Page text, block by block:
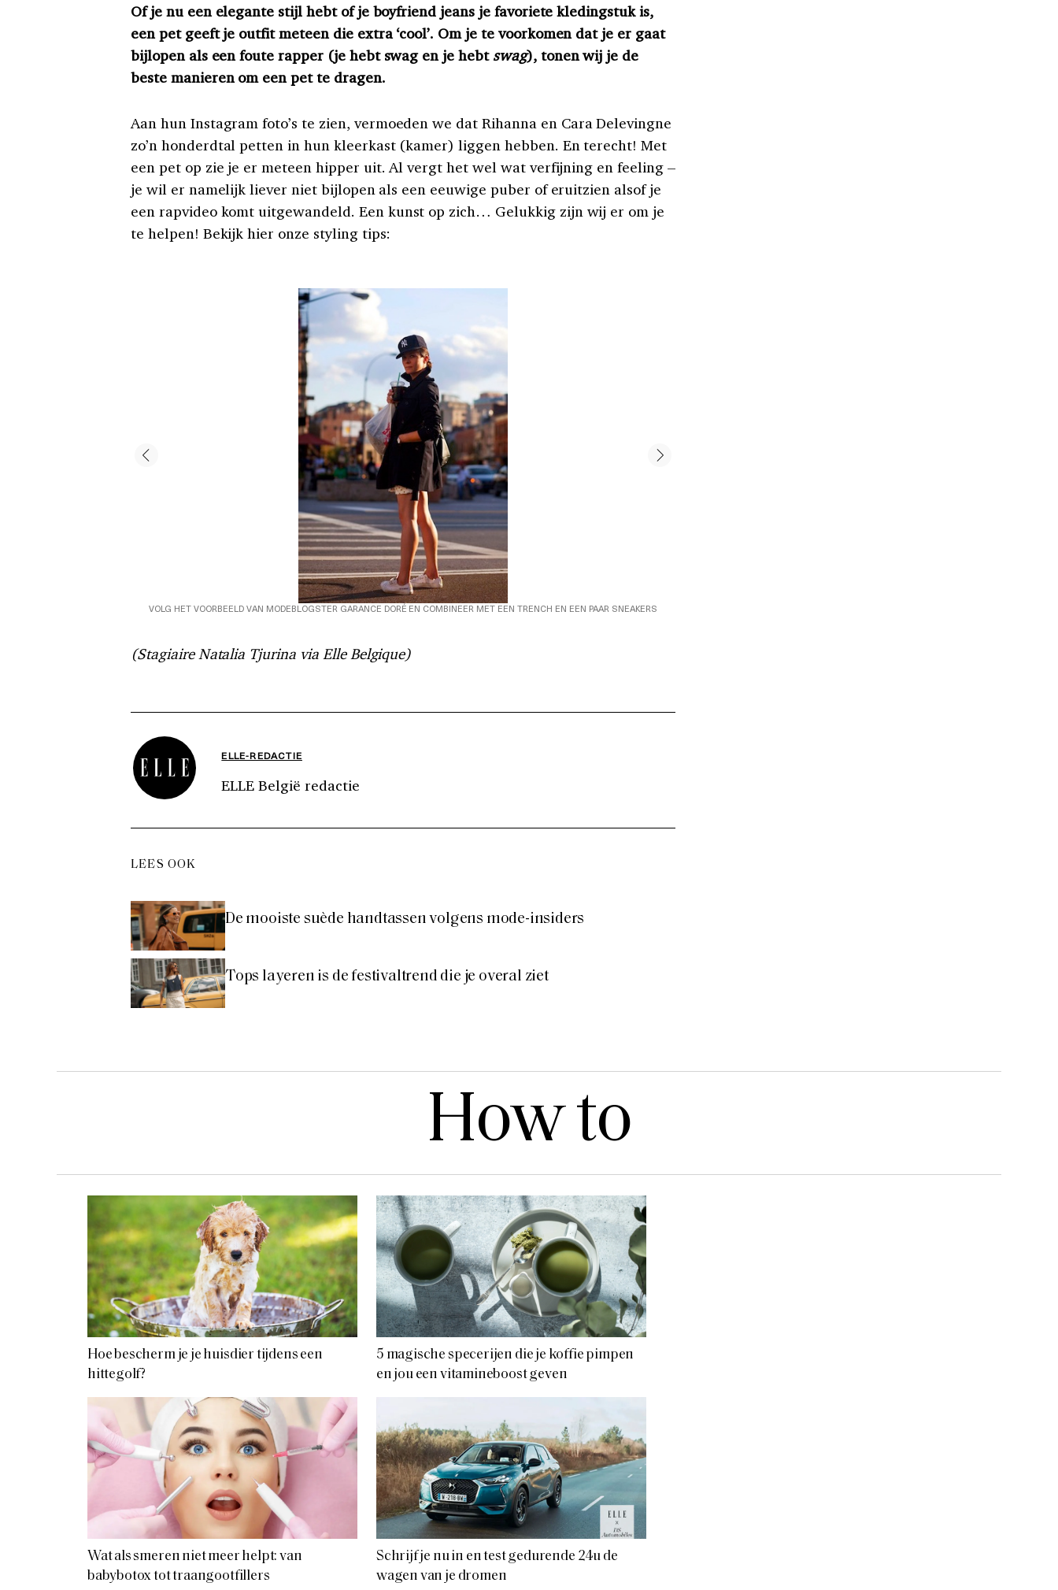
Of je nu een elegante stijl hebt of je boyfriend jeans je favoriete kledingstuk is,
een pet geeft je outfit meteen die extra ‘cool’. Om je te voorkomen dat je er gaat
bijlopen als een foute rapper (je hebt swag en je hebt swag), tonen wij je de
beste manieren om een pet te dragen.
Aan hun Instagram foto’s te zien, vermoeden we dat Rihanna en Cara Delevingne
zo’n honderdtal petten in hun kleerkast (kamer) liggen hebben. En terecht! Met
een pet op zie je er meteen hipper uit. Al vergt het wel wat verfijning en feeling –
je wil er namelijk liever niet bijlopen als een eeuwige puber of eruitzien alsof je
een rapvideo komt uitgewandeld. Een kunst op zich… Gelukkig zijn wij er om je
te helpen! Bekijk hier onze styling tips:
VOLG HET VOORBEELD VAN MODEBLOGSTER GARANCE DORÉ EN COMBINEER MET EEN TRENCH EN EEN PAAR SNEAKERS
(Stagiaire Natalia Tjurina via Elle Belgique)
ELLE-REDACTIE
ELLE België redactie
LEES OOK
De mooiste suède handtassen volgens mode-insiders
Tops layeren is de festivaltrend die je overal ziet
How to
Hoe bescherm je je huisdier tijdens een
hittegolf?
5 magische specerijen die je koffie pimpen
en jou een vitamineboost geven
Wat als smeren niet meer helpt: van
babybotox tot traangootfillers
Schrijf je nu in en test gedurende 24u de
wagen van je dromen